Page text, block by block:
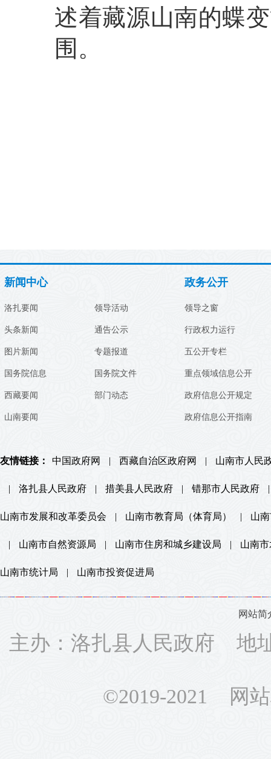
述着藏源山南的蝶
围。
新闻中心
洛扎要闻
头条新闻
图片新闻
国务院信息
西藏要闻
山南要闻
领导活动
通告公示
专题报道
国务院文件
部门动态
政务公开
领导之窗
行政权力运行
五公开专栏
重点领域信息公开
政府信息公开规定
政府信息公开指南
友情链接： 中国政府网 | 西藏自治区政府网 | 山南市人民
| 洛扎县人民政府 | 措美县人民政府 | 错那市人民政府 |
山南市发展和改革委员会 | 山南市教育局（体育局） | 山
| 山南市自然资源局 | 山南市住房和城乡建设局 | 山南
山南市统计局 | 山南市投资促进局
网站简
主办：洛扎县人民政府 地
©2019-2021 网